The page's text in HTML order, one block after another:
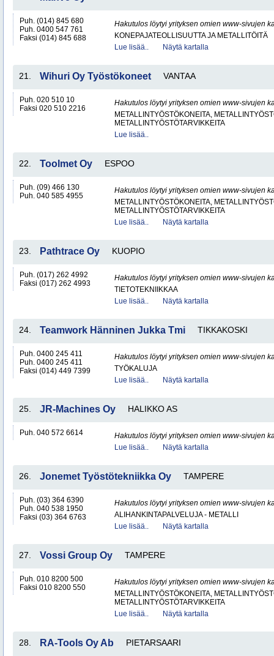
Puh. (014) 845 680
Puh. 0400 547 761
Faksi (014) 845 688
Hakutulos löytyi yrityksen omien www-sivujen
KONEPAJATEOLLISUUTTA JA METALLITÖITÄ
Lue lisää..
Näytä kartalla
21. Wihuri Oy Työstökoneet VANTAA
Puh. 020 510 10
Faksi 020 510 2216
Hakutulos löytyi yrityksen omien www-sivujen
METALLINTYÖSTÖKONEITA,
METALLINTYÖSTÖTARVIKKEITA
Lue lisää..
22. Toolmet Oy ESPOO
Puh. (09) 466 130
Puh. 040 585 4955
Hakutulos löytyi yrityksen omien www-sivujen
METALLINTYÖSTÖKONEITA,
METALLINTYÖSTÖTARVIKKEITA
Lue lisää..
Näytä kartalla
23. Pathtrace Oy KUOPIO
Puh. (017) 262 4992
Faksi (017) 262 4993
Hakutulos löytyi yrityksen omien www-sivujen
TIETOTEKNIIKKAA
Lue lisää..
Näytä kartalla
24. Teamwork Hänninen Jukka Tmi TIKKAKOSKI
Puh. 0400 245 411
Puh. 0400 245 411
Faksi (014) 449 7399
Hakutulos löytyi yrityksen omien www-sivujen
TYÖKALUJA
Lue lisää..
Näytä kartalla
25. JR-Machines Oy HALIKKO AS
Puh. 040 572 6614
Hakutulos löytyi yrityksen omien www-sivujen
Lue lisää..
Näytä kartalla
26. Jonemet Työstötekniikka Oy TAMPERE
Puh. (03) 364 6390
Puh. 040 538 1950
Faksi (03) 364 6763
Hakutulos löytyi yrityksen omien www-sivujen
ALIHANKINTAPALVELUJA - METALLI
Lue lisää..
Näytä kartalla
27. Vossi Group Oy TAMPERE
Puh. 010 8200 500
Faksi 010 8200 550
Hakutulos löytyi yrityksen omien www-sivujen
METALLINTYÖSTÖKONEITA,
METALLINTYÖSTÖTARVIKKEITA
Lue lisää..
Näytä kartalla
28. RA-Tools Oy Ab PIETARSAARI